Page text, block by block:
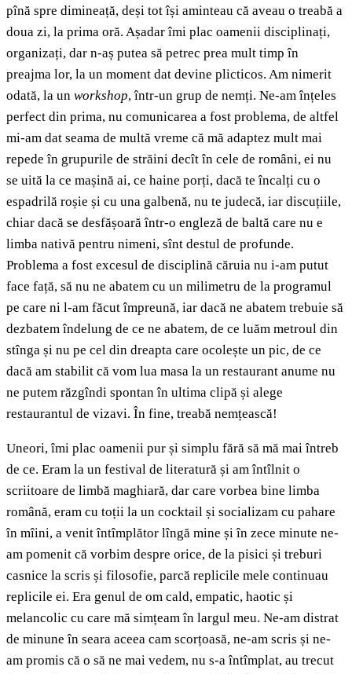
pînă spre dimineață, deși tot își aminteau că aveau o treabă a
doua zi, la prima oră. Așadar îmi plac oamenii disciplinați,
organizați, dar n-aș putea să petrec prea mult timp în
preajma lor, la un moment dat devine plicticos. Am nimerit
odată, la un workshop, într-un grup de nemți. Ne-am înțeles
perfect din prima, nu comunicarea a fost problema, de altfel
mi-am dat seama de multă vreme că mă adaptez mult mai
repede în grupurile de străini decît în cele de români, ei nu
se uită la ce mașină ai, ce haine porți, dacă te încalți cu o
espadrilă roșie și cu una galbenă, nu te judecă, iar discuțiile,
chiar dacă se desfășoară într-o engleză de baltă care nu e
limba nativă pentru nimeni, sînt destul de profunde.
Problema a fost excesul de disciplină căruia nu i-am putut
face față, să nu ne abatem cu un milimetru de la programul
pe care ni l-am făcut împreună, iar dacă ne abatem trebuie să
dezbatem îndelung de ce ne abatem, de ce luăm metroul din
stînga și nu pe cel din dreapta care ocolește un pic, de ce
dacă am stabilit că vom lua masa la un restaurant anume nu
ne putem răzgîndi spontan în ultima clipă și alege
restaurantul de vizavi. În fine, treabă nemțească!
Uneori, îmi plac oamenii pur și simplu fără să mă mai întreb
de ce. Eram la un festival de literatură și am întîlnit o
scriitoare de limbă maghiară, dar care vorbea bine limba
română, eram cu toții la un cocktail și socializam cu pahare
în mîini, a venit întîmplător lîngă mine și în zece minute ne-
am pomenit că vorbim despre orice, de la pisici și treburi
casnice la scris și filosofie, parcă replicile mele continuau
replicile ei. Era genul de om cald, empatic, haotic și
melancolic cu care mă simțeam în largul meu. Ne-am distrat
de minune în seara aceea cam scorțoasă, ne-am scris și ne-
am promis că o să ne mai vedem, nu s-a întîmplat, au trecut